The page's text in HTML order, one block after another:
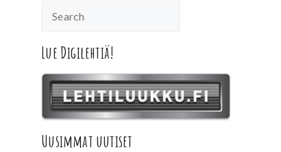
Lue Digilehtiä!
Uusimmat uutiset